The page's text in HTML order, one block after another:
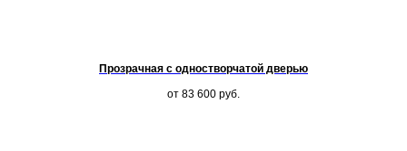
Прозрачная с одностворчатой дверью
от 83 600 руб.